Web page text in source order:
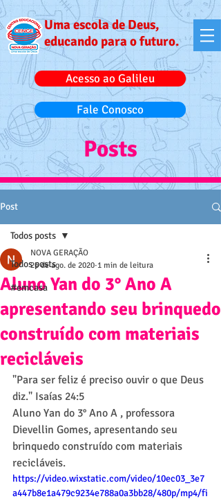
Uma escola de Deus,
educando para o futuro.
Acesso ao Galileu
Fale Conosco
Posts
Post
Todos posts
#emcasa
Todos posts
Aluno Yan do 3° Ano A
apresentando seu brinquedo
construído com materiais
recicláveis
NOVA GERAÇÃO
26 de ago. de 2020 1 min de leitura
"Para ser feliz é preciso ouvir o que Deus
diz." Isaías 24:5
Aluno Yan do 3° Ano A , professora
Dievellin Gomes, apresentando seu
brinquedo construído com materiais
recicláveis.
https://video.wixstatic.com/video/10ec03_3e7
a447b8e1a479c9234e788a0a3bb28/480p/mp4/fi